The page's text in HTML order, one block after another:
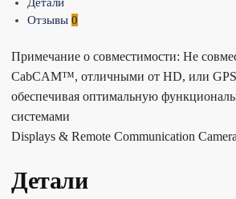
Детали
Отзывы 0
Примечание о совместимости: Не
CabCAM™, отличными от HD, или
обеспечивая оптимальную
системами
Displays & Remote Communication
Детали